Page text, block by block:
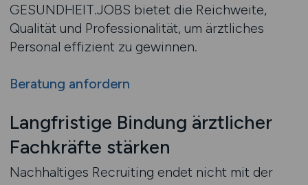
GESUNDHEIT.JOBS bietet die Reichweite,
Qualität und Professionalität, um ärztliches
Personal effizient zu gewinnen.
Beratung anfordern
Langfristige Bindung ärztlicher
Fachkräfte stärken
Nachhaltiges Recruiting endet nicht mit der